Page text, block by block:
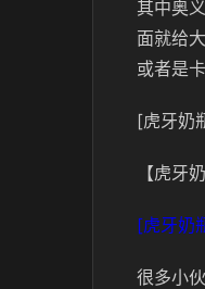
其中奥
面就给
或者是
[虎牙奶
【虎牙
[虎牙奶
很多小